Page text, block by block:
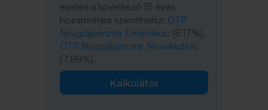
esetén a következő 15 éves
hozamrátára számíthatsz: OTP
Nyugdíjpénztár Dinamikus: (8,17%),
OTP Nyugdíjpénztár Növekedési:
(7,88%).
Kalkulátor